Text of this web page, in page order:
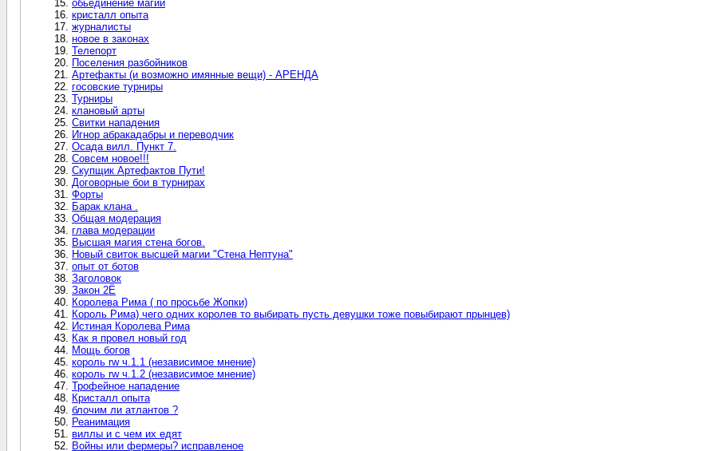
обьединение магии
кристалл опыта
журналисты
новое в законах
Телепорт
Поселения разбойников
Артефакты (и возможно имянные вещи) - АРЕНДА
госовские турниры
Турниры
клановый арты
Свитки нападения
Игнор абракадабры и переводчик
Осада вилл. Пункт 7.
Совсем новое!!!
Скупщик Артефактов Пути!
Договорные бои в турнирах
Форты
Барак клана .
Общая модерация
глава модерации
Высшая магия стена богов.
Новый свиток высшей магии "Стена Нептуна"
опыт от ботов
Заголовок
Закон 2Ё
Королева Рима ( по просьбе Жопки)
Король Рима) чего одних королев то выбирать пусть девушки тоже повыбирают прынцев)
Истиная Королева Рима
Как я провел новый год
Мощь богов
король rw ч.1.1 (независимое мнение)
король rw ч.1.2 (независимое мнение)
Трофейное нападение
Кристалл опыта
блочим ли атлантов ?
Реанимация
виллы и с чем их едят
Войны или фермеры? исправленое